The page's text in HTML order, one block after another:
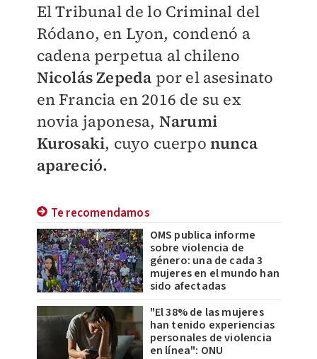
El Tribunal de lo Criminal del
Ródano, en Lyon, condenó a
cadena perpetua al chileno
Nicolás Zepeda por el asesinato
en Francia en 2016 de su ex
novia japonesa, Narumi
Kurosaki, cuyo cuerpo nunca
apareció.
Te recomendamos
OMS publica informe
sobre violencia de
género: una de cada 3
mujeres en el mundo han
sido afectadas
"El 38% de las mujeres
han tenido experiencias
personales de violencia
en línea": ONU